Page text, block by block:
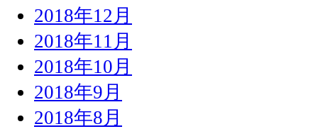
2018年12月
2018年11月
2018年10月
2018年9月
2018年8月